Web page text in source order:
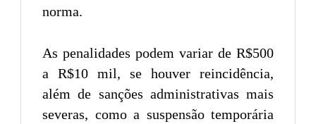
norma.
As penalidades podem variar de R$500
a R$10 mil, se houver reincidência,
além de sanções administrativas mais
severas, como a suspensão temporária